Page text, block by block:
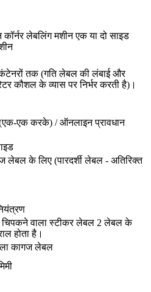
कॉर्नर लेबलिंग मशीन एक या दो साइड
कंटेनरों तक (गति लेबल की लंबाई और
कौशल के व्यास पर निर्भर करती है)।
एक करके) / ऑनलाइन प्रावधान
लेबल के लिए (पारदर्शी लेबल - अतिरिक्त
वाला स्टीकर लेबल 2 लेबल के
होता है।
कागज लेबल